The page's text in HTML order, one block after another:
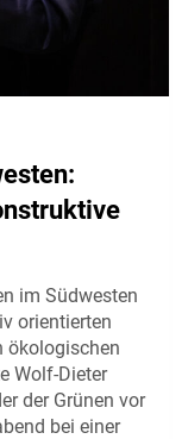
im Südwesten
orientierten
ökologischen
Wolf-Dieter
der Grünen vor
bei einer